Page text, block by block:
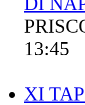
13:45
XI